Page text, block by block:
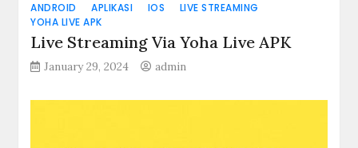
ANDROID APLIKASI IOS
LIVE STREAMING
YOHA LIVE APK
Live Streaming Via Yoha Live APK
January 29, 2024 admin